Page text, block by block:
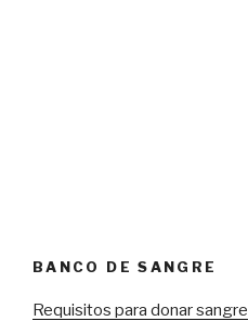
BANCO DE SANGRE
Requisitos para donar sangre